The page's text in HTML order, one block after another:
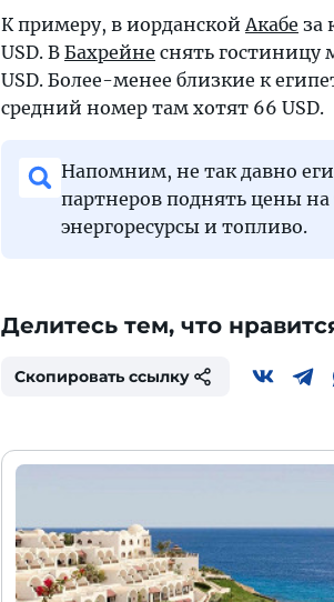
К примеру, в иорданскойАкабе за
USD. В Бахрейне снять гостиницу
USD. Более-менее близкие к
средний номер там хотят 66 USD.
Напомним, не так давно
партнеров поднять цены на
энергоресурсы и топливо.
Делитесь тем, что
Скопировать ссылку